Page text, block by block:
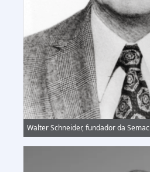
Walter Schneider, fundador da Semac